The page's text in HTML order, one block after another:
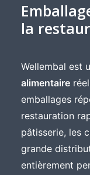
la
Wellembal est
alimentaire
emballages
restauration
pâtisserie, les
grande
entièrement